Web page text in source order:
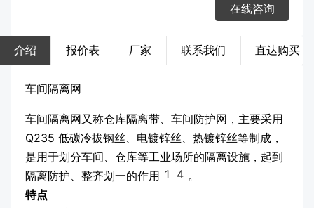
在线咨询
介绍 报价表 厂家 联系我们 直达购买
车间隔离网
车间隔离网又称仓库隔离带、车间防护网，主要采用
Q235 低碳冷拔钢丝、电镀锌丝、热镀锌丝等制成，
是用于划分车间、仓库等工业场所的隔离设施，起到
隔离防护、整齐划一的作用 1 4 。
特点